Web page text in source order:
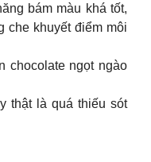
bám màu khá tốt,
che khuyết điểm môi
chocolate ngọt ngào
thật là quá thiếu sót